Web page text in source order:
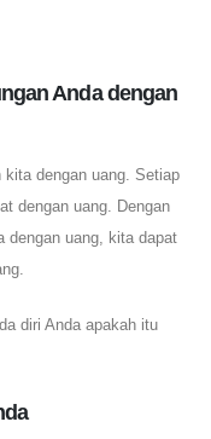
Anda dengan
kita dengan uang. Setiap
dengan uang. Dengan
dengan uang, kita dapat
diri Anda apakah itu